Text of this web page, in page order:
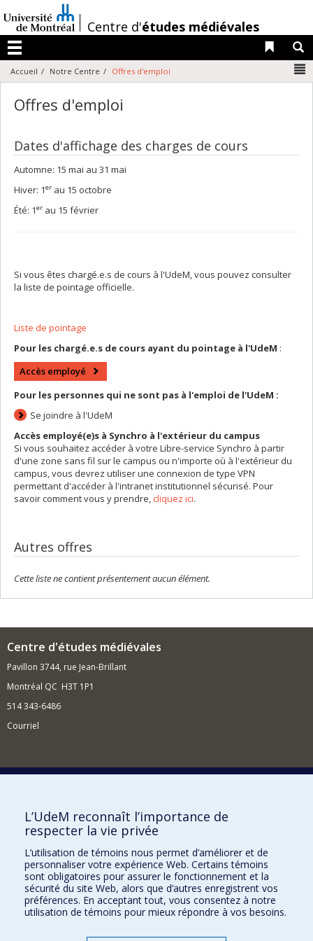
au
contenu
/
Centre d'études médiévales
Menu
Liens
Accueil Notre Centre Offres d'emploi
Offres d'emploi
Dates d'affichage des charges de cours
Automne: 15 mai au 31 mai
Hiver: 1er au 15 octobre
Été: 1er au 15 février
Si vous êtes chargé.e.s de cours à l'UdeM, vous pouvez consulter
la liste de pointage officielle.
Liste de pointage
Pour les chargé.e.s de cours ayant du pointage à l'UdeM :
Accès employé
Pour les personnes qui ne sont pas à l'emploi de l'UdeM :
Se joindre à l'UdeM
Accès employé(e)s à Synchro à l'extérieur du campus
Si vous souhaitez accéder à votre Libre-service Synchro à partir
d'une zone sans fil sur le campus ou n'importe où à l'extérieur du
campus, vous devrez utiliser une connexion de type VPN
permettant d'accéder à l'intranet institutionnel sécurisé. Pour
savoir comment vous y prendre, cliquez ici.
Autres offres
Cette liste ne contient présentement aucun élément.
Centre d'études médiévales
Pavillon 3744, rue Jean-Brillant
Montréal QC H3T 1P1
514 343-6486
Courriel
Comment soutenir le Centre?
BESOIN D'AIDE?
Plan du site
Signaler une erreur
Accessibilité
FACULTÉ DES ARTS ET DES SCIENCES
L’UdeM reconnaît l’importance de
respecter la vie privée
L’utilisation de témoins nous permet d’améliorer et de
personnaliser votre expérience Web. Certains témoins
sont obligatoires pour assurer le fonctionnement et la
sécurité du site Web, alors que d’autres enregistrent vos
préférences. En acceptant tout, vous consentez à notre
utilisation de témoins pour mieux répondre à vos besoins.